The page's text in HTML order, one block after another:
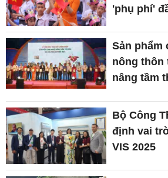
'phụ phí'
Sản phẩm
nông thôn
nâng tầm
Bộ Công
định vai
VIS 2025